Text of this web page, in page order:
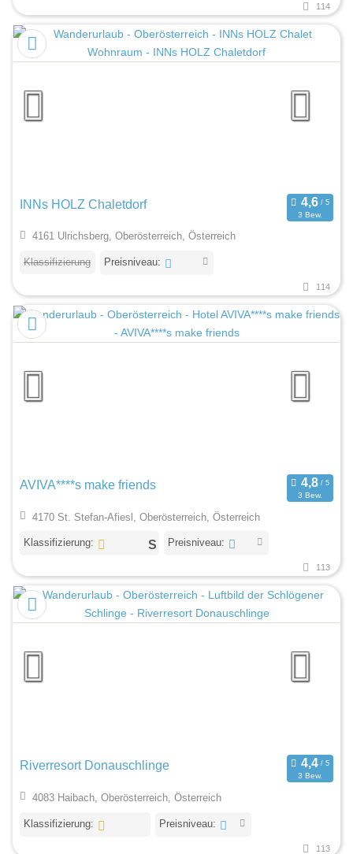
114
INNs HOLZ Chaletdorf
3 Bew.
4161 Ulrichsberg, Oberösterreich, Österreich
Klassifizierung Preisniveau:
114
AVIVA****s make friends
3 Bew.
4170 St. Stefan-Afiesl, Oberösterreich, Österreich
Klassifizierung: Preisniveau:
113
Riverresort Donauschlinge
3 Bew.
4083 Haibach, Oberösterreich, Österreich
Klassifizierung: Preisniveau:
113